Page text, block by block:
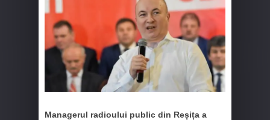
Managerul radioului public din Reșița a